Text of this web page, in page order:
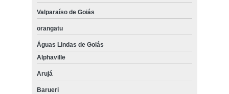
Valparaíso de Goiás
orangatu
Águas Lindas de Goiás
Alphaville
Arujá
Barueri